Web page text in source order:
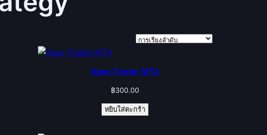
Apex Trader MT4
฿300.00
หยิบใส่ตะกร้า